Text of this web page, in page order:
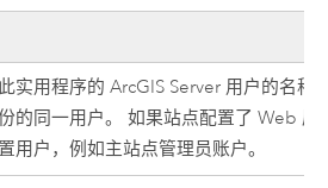
实用程序的ArcGIS Server 用户的名称
的同一用户。 如果站点配置了 Web 层
用户，例如主站点管理员账户。